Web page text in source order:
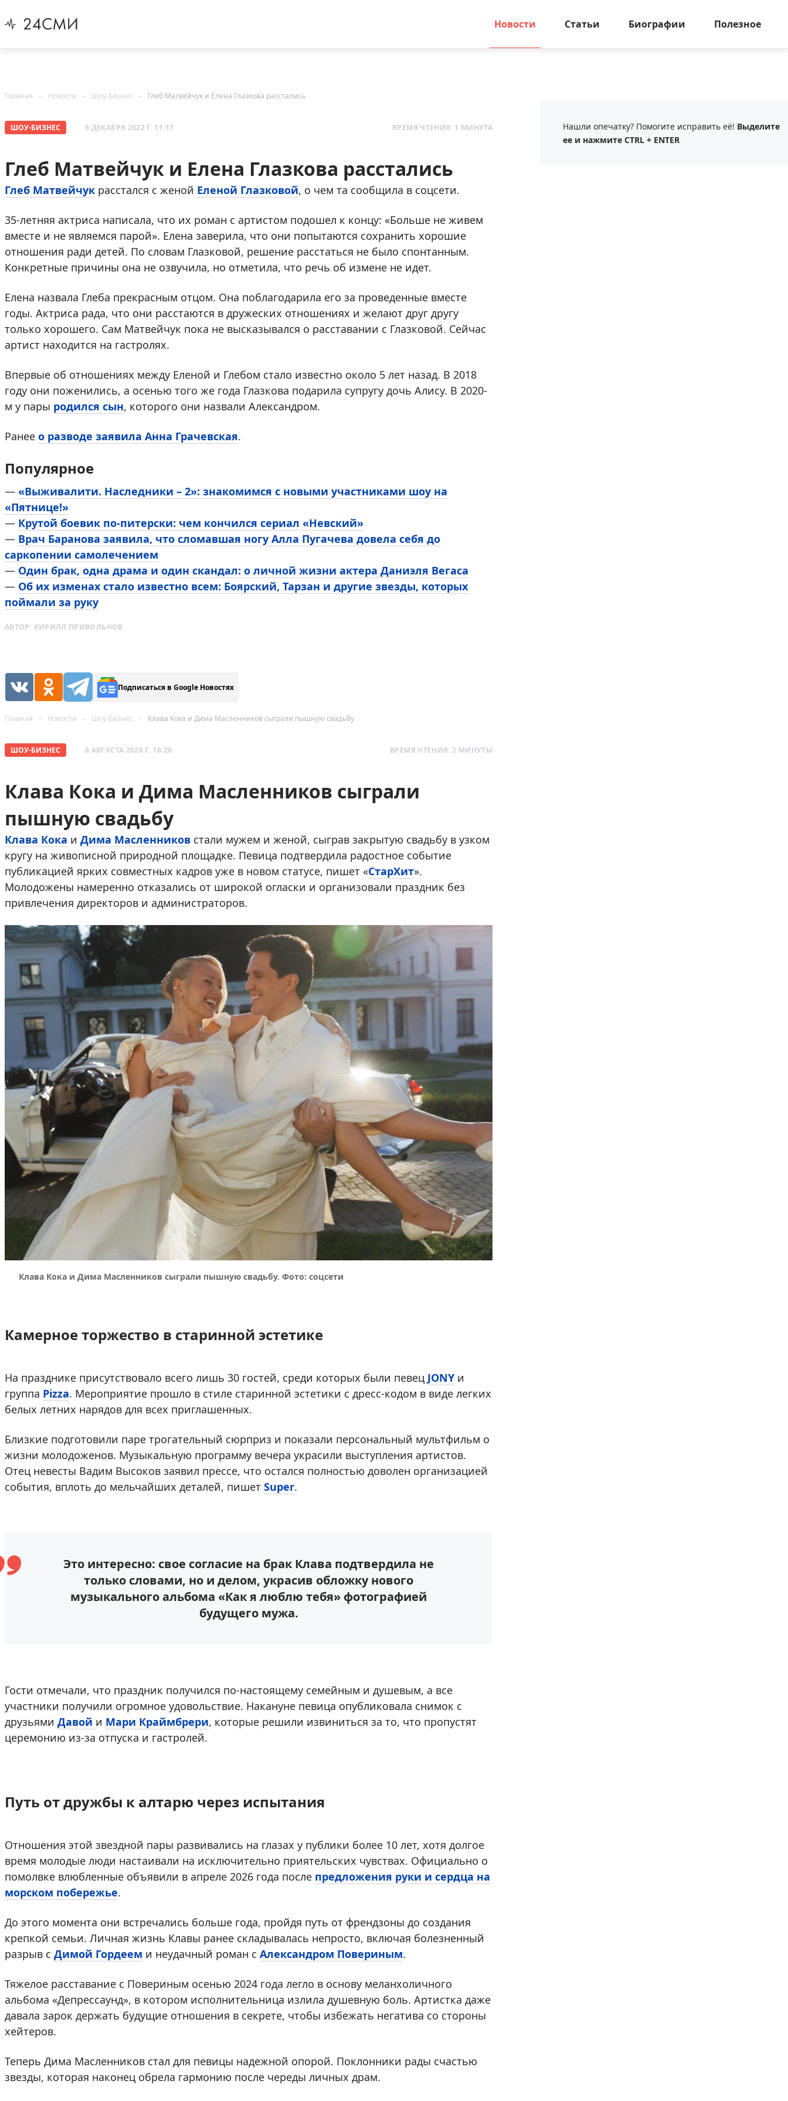
Новости Статьи Биографии Полезное
Главная Новости Шоу-Бизнес Глеб Матвейчук и Елена Глазкова расстались
ШОУ-БИЗНЕС 5 ДЕКАБРЯ 2022 Г. 11:17 ВРЕМЯ ЧТЕНИЯ: 1 МИНУТА
Глеб Матвейчук и Елена Глазкова расстались
Глеб Матвейчук расстался с женой Еленой Глазковой, о чем та сообщила в соцсети.
35-летняя актриса написала, что их роман с артистом подошел к концу: «Больше не живем
вместе и не являемся парой». Елена заверила, что они попытаются сохранить хорошие
отношения ради детей. По словам Глазковой, решение расстаться не было спонтанным.
Конкретные причины она не озвучила, но отметила, что речь об измене не идет.
Елена назвала Глеба прекрасным отцом. Она поблагодарила его за проведенные вместе
годы. Актриса рада, что они расстаются в дружеских отношениях и желают друг другу
только хорошего. Сам Матвейчук пока не высказывался о расставании с Глазковой. Сейчас
артист находится на гастролях.
Впервые об отношениях между Еленой и Глебом стало известно около 5 лет назад. В 2018
году они поженились, а осенью того же года Глазкова подарила супругу дочь Алису. В 2020-
м у пары родился сын, которого они назвали Александром.
Ранее о разводе заявила Анна Грачевская.
Популярное
— «Выживалити. Наследники – 2»: знакомимся с новыми участниками шоу на
«Пятнице!»
— Крутой боевик по-питерски: чем кончился сериал «Невский»
— Врач Баранова заявила, что сломавшая ногу Алла Пугачева довела себя до
саркопении самолечением
— Один брак, одна драма и один скандал: о личной жизни актера Даниэля Вегаса
— Об их изменах стало известно всем: Боярский, Тарзан и другие звезды, которых
поймали за руку
АВТОР: КИРИЛЛ ПРИВОЛЬНОВ
Подписаться в Google Новостях
Главная Новости Шоу-Бизнес Клава Кока и Дима Масленников сыграли пышную свадьбу
ШОУ-БИЗНЕС 6 АВГУСТА 2026 Г. 16:20 ВРЕМЯ ЧТЕНИЯ: 2 МИНУТЫ
Клава Кока и Дима Масленников сыграли
пышную свадьбу
Клава Кока и Дима Масленников стали мужем и женой, сыграв закрытую свадьбу в узком
кругу на живописной природной площадке. Певица подтвердила радостное событие
публикацией ярких совместных кадров уже в новом статусе, пишет «СтарХит».
Молодожены намеренно отказались от широкой огласки и организовали праздник без
привлечения директоров и администраторов.
Клава Кока и Дима Масленников сыграли пышную свадьбу. Фото: соцсети
Камерное торжество в старинной эстетике
На празднике присутствовало всего лишь 30 гостей, среди которых были певец JONY и
группа Pizza. Мероприятие прошло в стиле старинной эстетики с дресс-кодом в виде легких
белых летних нарядов для всех приглашенных.
Близкие подготовили паре трогательный сюрприз и показали персональный мультфильм о
жизни молодоженов. Музыкальную программу вечера украсили выступления артистов.
Отец невесты Вадим Высоков заявил прессе, что остался полностью доволен организацией
события, вплоть до мельчайших деталей, пишет Super.
Это интересно: свое согласие на брак Клава подтвердила не
только словами, но и делом, украсив обложку нового
музыкального альбома «Как я люблю тебя» фотографией
будущего мужа.
Гости отмечали, что праздник получился по-настоящему семейным и душевым, а все
участники получили огромное удовольствие. Накануне певица опубликовала снимок с
друзьями Давой и Мари Краймбрери, которые решили извиниться за то, что пропустят
церемонию из-за отпуска и гастролей.
Путь от дружбы к алтарю через испытания
Отношения этой звездной пары развивались на глазах у публики более 10 лет, хотя долгое
время молодые люди настаивали на исключительно приятельских чувствах. Официально о
помолвке влюбленные объявили в апреле 2026 года после предложения руки и сердца на
морском побережье.
До этого момента они встречались больше года, пройдя путь от френдзоны до создания
крепкой семьи. Личная жизнь Клавы ранее складывалась непросто, включая болезненный
разрыв с Димой Гордеем и неудачный роман с Александром Повериным.
Тяжелое расставание с Повериным осенью 2024 года легло в основу меланхоличного
альбома «Депрессаунд», в котором исполнительница излила душевную боль. Артистка даже
давала зарок держать будущие отношения в секрете, чтобы избежать негатива со стороны
хейтеров.
Теперь Дима Масленников стал для певицы надежной опорой. Поклонники рады счастью
звезды, которая наконец обрела гармонию после череды личных драм.
Нашли опечатку? Помогите исправить её! Выделите
ее и нажмите CTRL + ENTER